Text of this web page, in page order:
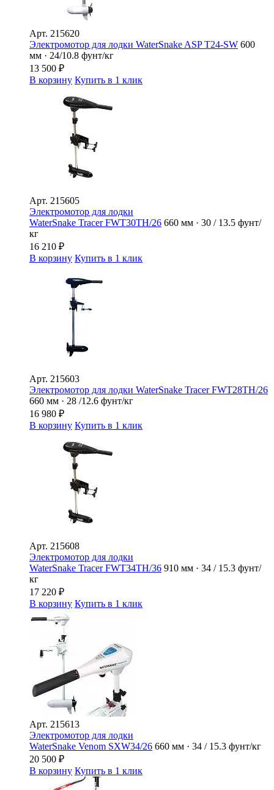
Арт. 215620
Электромотор для лодки WaterSnake ASP T24-SW 600
мм · 24/10.8 фунт/кг
13 500 ₽
В корзину Купить в 1 клик
Арт. 215605
Электромотор для лодки
WaterSnake Tracer FWT30TH/26 660 мм · 30 / 13.5 фунт/
кг
16 210 ₽
В корзину Купить в 1 клик
Арт. 215603
Электромотор для лодки WaterSnake Tracer FWT28ТН/26
660 мм · 28 /12.6 фунт/кг
16 980 ₽
В корзину Купить в 1 клик
Арт. 215608
Электромотор для лодки
WaterSnake Tracer FWT34TH/36 910 мм · 34 / 15.3 фунт/
кг
17 220 ₽
В корзину Купить в 1 клик
Арт. 215613
Электромотор для лодки
WaterSnake Venom SXW34/26 660 мм · 34 / 15.3 фунт/кг
20 500 ₽
В корзину Купить в 1 клик